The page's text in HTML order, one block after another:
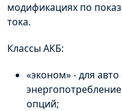
модификациях по
тока.
КлассыАКБ:
«эконом» - для
опций;